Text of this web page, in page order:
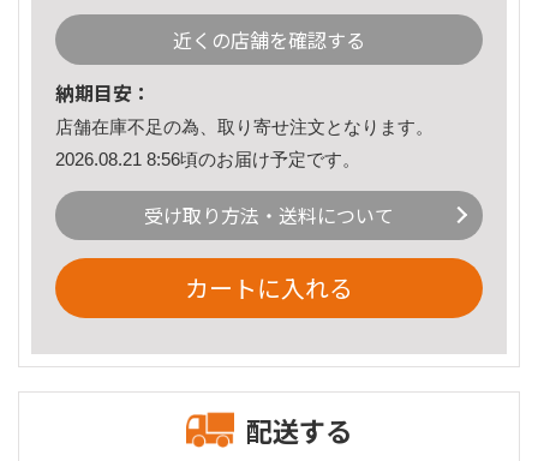
近くの店舗を確認する
納期目安：
店舗在庫不足の為、取り寄せ注文となります。
2026.08.21 8:56頃のお届け予定です。
受け取り方法・送料について
カートに入れる
配送する